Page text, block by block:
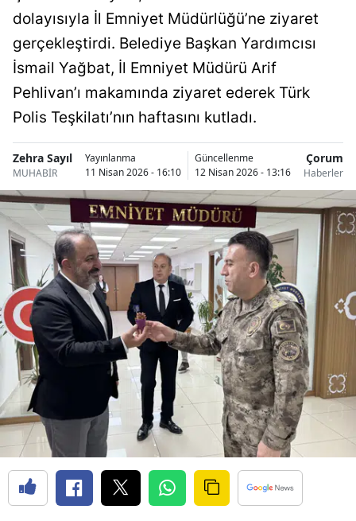
Aydın
Balıkesir
Bitlis
Bolu
Burdur
Bursa
Çanakkale
Çankırı
Çorum
Denizli
Diyarbakır
Elazığ
dolayısıyla İl Emniyet Müdürlüğü’ne ziyaret
gerçekleştirdi. Belediye Başkan Yardımcısı
İsmail Yağbat, İl Emniyet Müdürü Arif
Pehlivan’ı makamında ziyaret ederek Türk
Polis Teşkilatı’nın haftasını kutladı.
Zehra Sayıl
MUHABİR
Yayınlanma
11 Nisan 2026 - 16:10
Güncellenme
12 Nisan 2026 - 13:16
Çorum
Haberleri